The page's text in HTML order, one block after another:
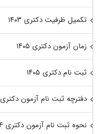
تکمیل ظرفیت دکتری ۱۴۰۳
زمان آزمون دکتری ۱۴۰۵
ثبت نام دکتری ۱۴۰۵
دفترچه ثبت نام آزمون دکتری ۱۴۰۴
نحوه ثبت نام آزمون دکتری ۱۴۰۴